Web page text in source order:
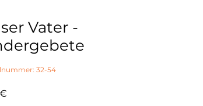
Vater -
32-54